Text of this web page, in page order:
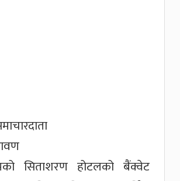
सिताशरण होटलको बैंक्वेट